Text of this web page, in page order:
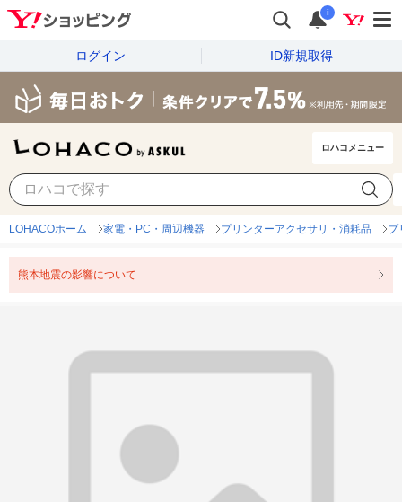
i
ログイン ID新規取得
ロハコメニュー
LOHACOホーム 家電・PC・周辺機器 プリンターアクセサリ・消耗品 プ
熊本地震の影響について